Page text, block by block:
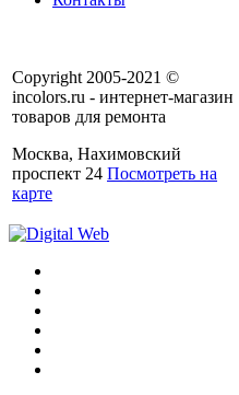
Copyright 2005-2021 ©
incolors.ru - интернет-магазин
товаров для ремонта
Москва, Нахимовский
проспект 24 Посмотреть на
карте